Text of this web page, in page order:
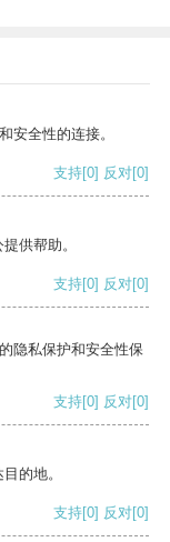
安全性的连接。
支持[0] 反对[0]
供帮助。
支持[0] 反对[0]
隐私保护和安全性保
支持[0] 反对[0]
的地。
支持[0] 反对[0]